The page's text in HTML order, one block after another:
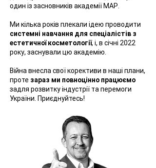
один із засновників академії МАР.
Ми кілька років плекали ідею проводити
системні навчання для спеціалістів з
естетичної косметології, і, в січні 2022
року, заснували цю академію.
Війна внесла свої корективи в наші плани,
проте зараз ми повноцінно працюємо
задля розвитку індустрії та перемоги
України. Приєднуйтесь!